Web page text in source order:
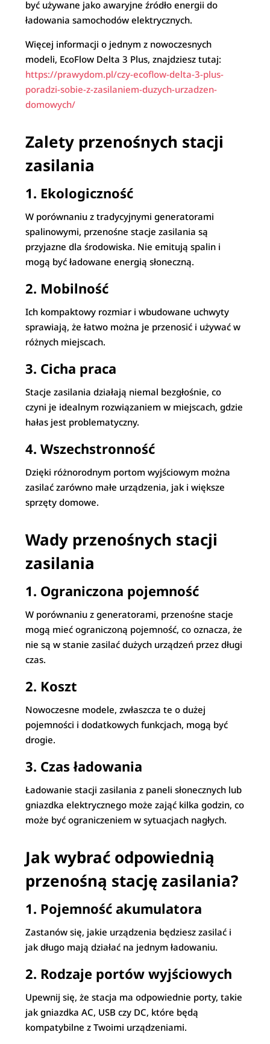
być używane jako awaryjne źródło energii do
ładowania samochodów elektrycznych.
Więcej informacji o jednym z nowoczesnych
modeli, EcoFlow Delta 3 Plus, znajdziesz tutaj:
https://prawydom.pl/czy-ecoflow-delta-3-plus-
poradzi-sobie-z-zasilaniem-duzych-urzadzen-
domowych/
Zalety przenośnych stacji
zasilania
1. Ekologiczność
W porównaniu z tradycyjnymi generatorami
spalinowymi, przenośne stacje zasilania są
przyjazne dla środowiska. Nie emitują spalin i
mogą być ładowane energią słoneczną.
2. Mobilność
Ich kompaktowy rozmiar i wbudowane uchwyty
sprawiają, że łatwo można je przenosić i używać w
różnych miejscach.
3. Cicha praca
Stacje zasilania działają niemal bezgłośnie, co
czyni je idealnym rozwiązaniem w miejscach, gdzie
hałas jest problematyczny.
4. Wszechstronność
Dzięki różnorodnym portom wyjściowym można
zasilać zarówno małe urządzenia, jak i większe
sprzęty domowe.
Wady przenośnych stacji
zasilania
1. Ograniczona pojemność
W porównaniu z generatorami, przenośne stacje
mogą mieć ograniczoną pojemność, co oznacza, że
nie są w stanie zasilać dużych urządzeń przez długi
czas.
2. Koszt
Nowoczesne modele, zwłaszcza te o dużej
pojemności i dodatkowych funkcjach, mogą być
drogie.
3. Czas ładowania
Ładowanie stacji zasilania z paneli słonecznych lub
gniazdka elektrycznego może zająć kilka godzin, co
może być ograniczeniem w sytuacjach nagłych.
Jak wybrać odpowiednią
przenośną stację zasilania?
1. Pojemność akumulatora
Zastanów się, jakie urządzenia będziesz zasilać i
jak długo mają działać na jednym ładowaniu.
2. Rodzaje portów wyjściowych
Upewnij się, że stacja ma odpowiednie porty, takie
jak gniazdka AC, USB czy DC, które będą
kompatybilne z Twoimi urządzeniami.